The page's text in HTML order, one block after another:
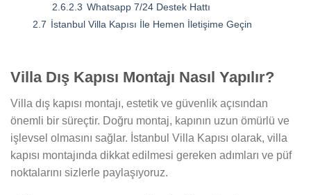
2.6.2.3 Whatsapp 7/24 Destek Hattı
2.7 İstanbul Villa Kapısı İle Hemen İletişime Geçin
Villa Dış Kapısı Montajı Nasıl Yapılır?
Villa dış kapısı montajı, estetik ve güvenlik açısından
önemli bir süreçtir. Doğru montaj, kapının uzun ömürlü ve
işlevsel olmasını sağlar. İstanbul Villa Kapısı olarak, villa
kapısı montajında dikkat edilmesi gereken adımları ve püf
noktalarını sizlerle paylaşıyoruz.